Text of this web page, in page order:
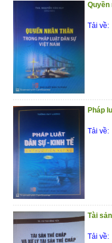
các quy định
tại Tòa án,
Trân trọng
(10/12/2020)
Quyền
Tải về:
Pháp
Tải về:
Tài
Tải về: